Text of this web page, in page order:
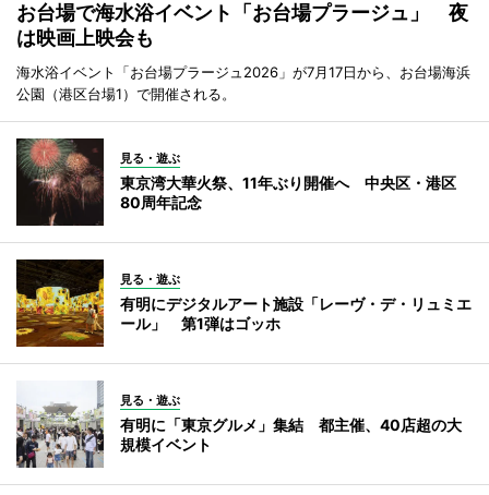
お台場で海水浴イベント「お台場プラージュ」 夜
は映画上映会も
海水浴イベント「お台場プラージュ2026」が7月17日から、お台場海浜
公園（港区台場1）で開催される。
見る・遊ぶ
東京湾大華火祭、11年ぶり開催へ 中央区・港区
80周年記念
見る・遊ぶ
有明にデジタルアート施設「レーヴ・デ・リュミエ
ール」 第1弾はゴッホ
見る・遊ぶ
有明に「東京グルメ」集結 都主催、40店超の大
規模イベント